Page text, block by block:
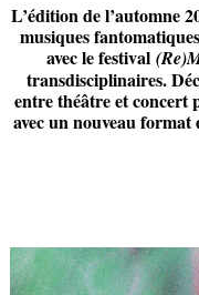
L’édition de l’automne
musiques
avec le festival
transdisciplinaires.
entre théâtre et concert
avec un nouveau format